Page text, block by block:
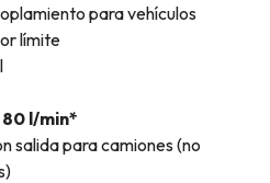
para vehículos
límite
80 l/min*
salida para camiones (no